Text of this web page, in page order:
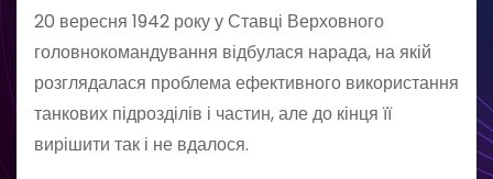
20 вересня 1942 року у Ставці Верховного
головнокомандування відбулася нарада, на якій
розглядалася проблема ефективного використання
танкових під­роз­ділів і частин, але до кінця її
вирішити так і не вдалося.